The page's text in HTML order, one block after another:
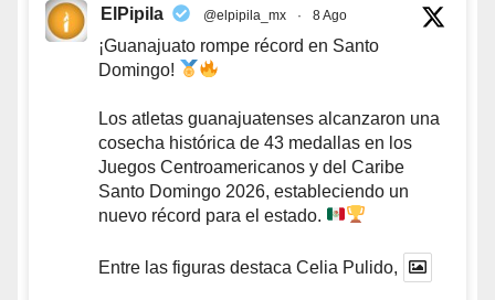
ElPipila @elpipila_mx · 8 Ago
¡Guanajuato rompe récord en Santo
Domingo!
Los atletas guanajuatenses alcanzaron una
cosecha histórica de 43 medallas en los
Juegos Centroamericanos y del Caribe
Santo Domingo 2026, estableciendo un
nuevo récord para el estado.
Entre las figuras destaca Celia Pulido,